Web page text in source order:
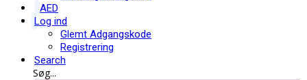
AED
Log ind
Glemt Adgangskode
Registrering
Search
Søg...